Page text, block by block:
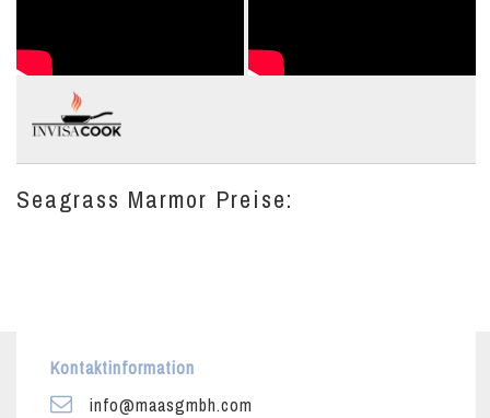
Seagrass Marmor Preise:
Kontaktinformation
info@maasgmbh.com